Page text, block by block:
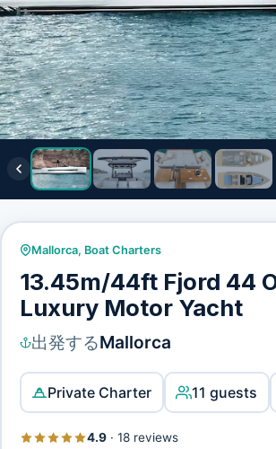
Mallorca, Boat Charters
13.45m/44ft Fjord 44
Luxury Motor Yacht
出発するMallorca
Private Charter 11 guests
4.9· 18 reviews